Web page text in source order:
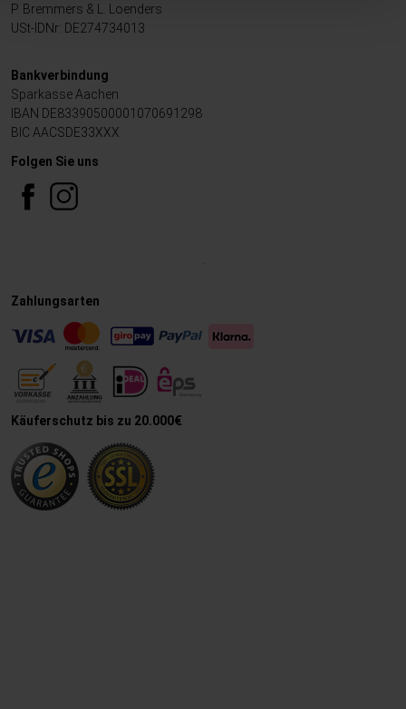
P. Bremmers & L. Loenders
USt-IDNr: DE274734013
Bankverbindung
Sparkasse Aachen
IBAN DE83390500001070691298
BIC AACSDE33XXX
Folgen Sie uns
Zahlungsarten
Käuferschutz bis zu 20.000€